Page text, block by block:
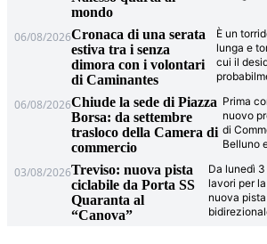
mondo
06/08/2026Cronaca di una serata
estiva tra i senza
dimora con i volontari
di Caminantes
È un
lunga e
cui il
06/08/2026Chiude la sede di Piazza
Borsa: da settembre
trasloco della Camera di
commercio
Prima
nuovo
di
Belluno
03/08/2026Treviso: nuova pista
ciclabile da Porta SS
Quaranta al
“Canova”
Da lunedì
lavori per
nuova